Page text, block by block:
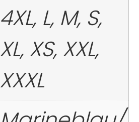
4XL, L, M, S,
XL, XS, XXL,
XXXL